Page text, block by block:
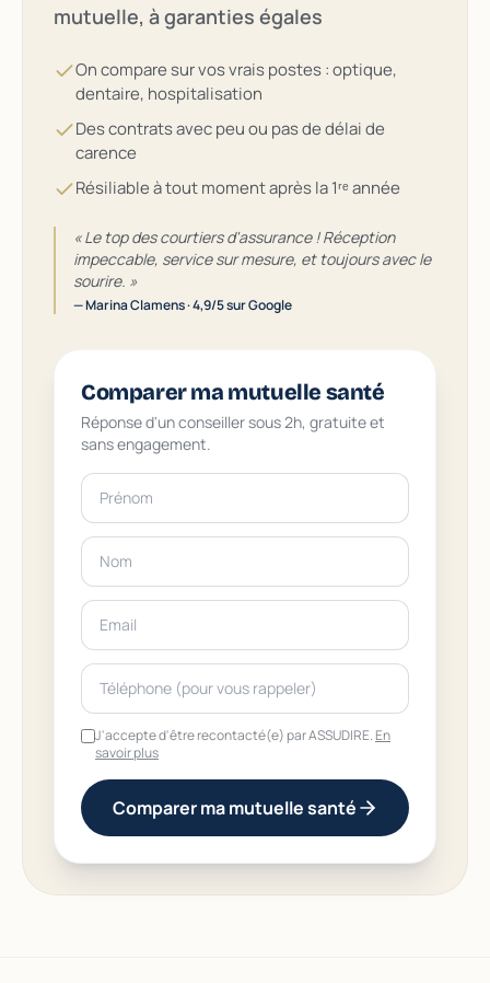
mutuelle, à garanties égales
On compare sur vos vrais postes : optique,
dentaire, hospitalisation
Des contrats avec peu ou pas de délai de
carence
Résiliable à tout moment après la 1ʳᵉ année
« Le top des courtiers d'assurance ! Réception
impeccable, service sur mesure, et toujours avec le
sourire. »
— Marina Clamens · 4,9/5 sur Google
Comparer ma mutuelle santé
Réponse d'un conseiller sous 2h, gratuite et
sans engagement.
J'accepte d'être recontacté(e) par ASSUDIRE. En
savoir plus
Comparer ma mutuelle santé